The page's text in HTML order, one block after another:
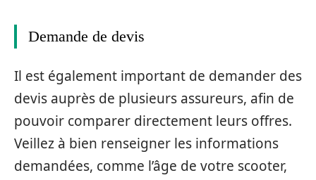
Demande de devis
Il est également important de demander des
devis auprès de plusieurs assureurs, afin de
pouvoir comparer directement leurs offres.
Veillez à bien renseigner les informations
demandées, comme l’âge de votre scooter,